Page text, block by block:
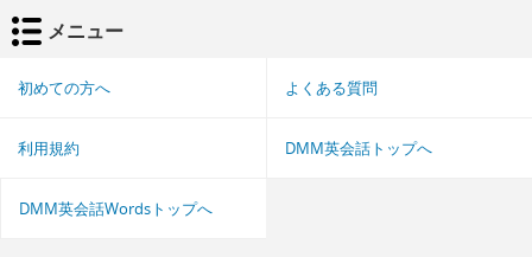
メニュー
初めての方へ よくある質問
利用規約 DMM英会話トップへ
DMM英会話Wordsトップへ